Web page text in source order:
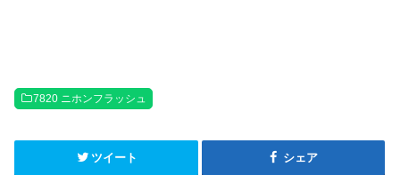
7820 ニホンフラッシュ
ツイート シェア